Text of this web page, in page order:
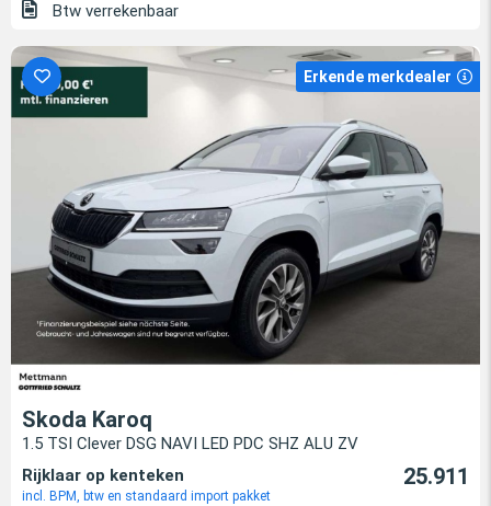
Btw verrekenbaar
Erkende merkdealer
Skoda Karoq
1.5 TSI Clever DSG NAVI LED PDC SHZ ALU ZV
Rijklaar op kenteken
incl. BPM, btw en standaard import pakket
25.911